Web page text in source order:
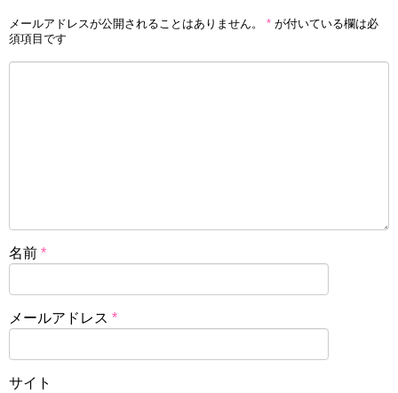
メールアドレスが公開されることはありません。 * が付いている欄は必
須項目です
名前 *
メールアドレス *
サイト